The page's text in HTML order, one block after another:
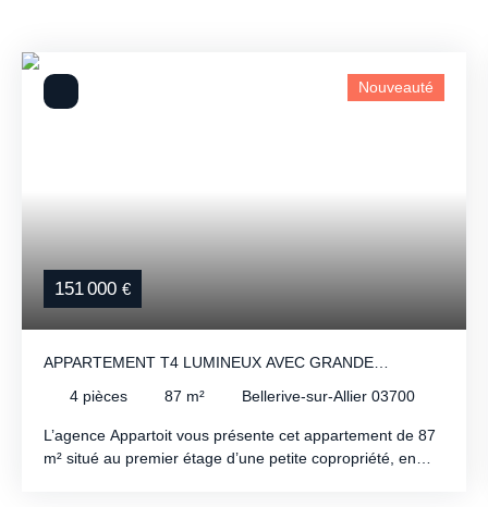
151 000 €
Nouveauté
APPARTEMENT T4 LUMINEUX AVEC GRANDE
4 pièces 87 m² Bellerive-sur-Allier 03700
L’agence Appartoit vous présente cet appartement de 87
m² situé au premier étage d’une petite copropriété, en